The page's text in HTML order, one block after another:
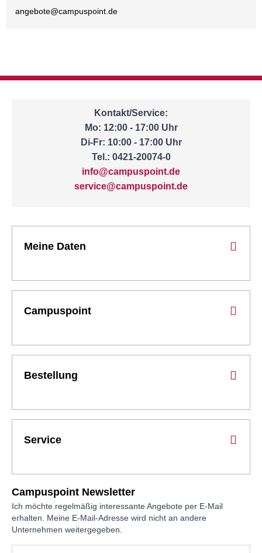
angebote@campuspoint.de
Kontakt/Service:
Mo: 12:00 - 17:00 Uhr
Di-Fr: 10:00 - 17:00 Uhr
Tel.: 0421-20074-0
info@campuspoint.de
service@campuspoint.de
Meine Daten
Campuspoint
Bestellung
Service
Campuspoint Newsletter
Ich möchte regelmäßig interessante Angebote per E-Mail
erhalten. Meine E-Mail-Adresse wird nicht an andere
Unternehmen weitergegeben.